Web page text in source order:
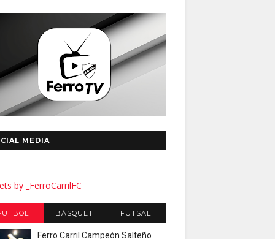
MEDIA
by _FerroCarrilFC
BÁSQUET FUTSAL
Ferro Carril Campeón Salteño